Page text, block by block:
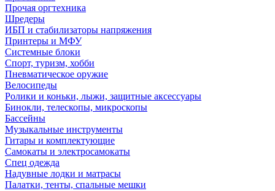
Прочая оргтехника
Шредеры
ИБП и стабилизаторы напряжения
Принтеры и МФУ
Системные блоки
Спорт, туризм, хобби
Пневматическое оружие
Велосипеды
Ролики и коньки, лыжи, защитные аксессуары
Бинокли, телескопы, микроскопы
Бассейны
Музыкальные инструменты
Гитары и комплектующие
Самокаты и электросамокаты
Спец одежда
Надувные лодки и матрасы
Палатки, тенты, спальные мешки